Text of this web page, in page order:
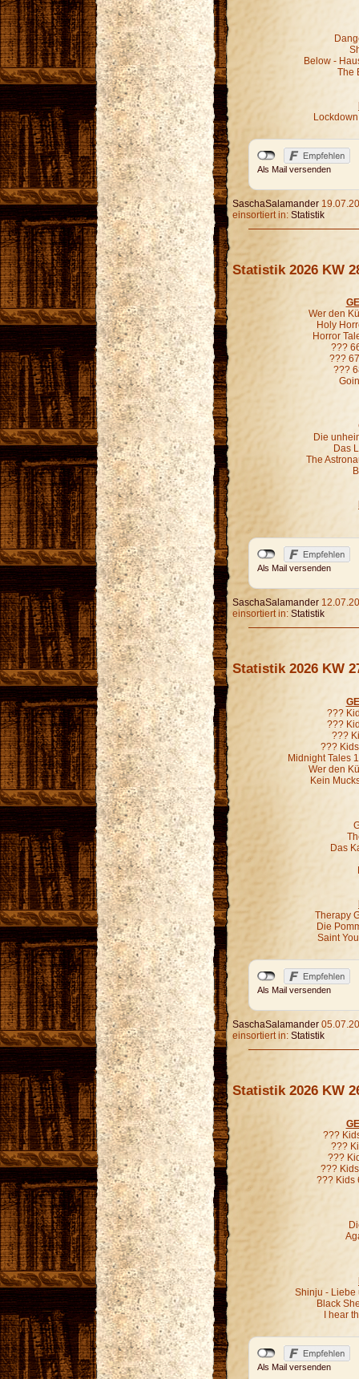
Below -
The
Als Mail versenden
SaschaSalamander
einsortiert in: Statistik
Statistik 2026 KW
Wer den
Holy
Horror
???
???
???
Die
Das
The
Als Mail versenden
SaschaSalamander
einsortiert in: Statistik
Statistik 2026 KW
???
???
???
???
Midnight Tales
Wer den
Kein
Das
Therapy
Die
Saint
Als Mail versenden
SaschaSalamander
einsortiert in: Statistik
Statistik 2026 KW
???
???
???
???
??? Kids
Shinju - Liebe
Black
I hear
Als Mail versenden